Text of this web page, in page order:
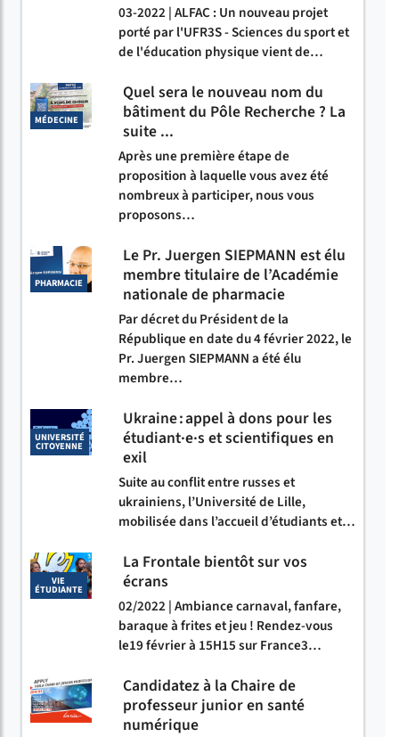
03-2022 | ALFAC : Un nouveau projet
porté par l'UFR3S - Sciences du sport et
de l'éducation physique vient de…
MÉDECINE
Quel sera le nouveau nom du
bâtiment du Pôle Recherche ? La
suite ...
Après une première étape de
proposition à laquelle vous avez été
nombreux à participer, nous vous
proposons…
PHARMACIE
Le Pr. Juergen SIEPMANN est élu
membre titulaire de l’Académie
nationale de pharmacie
Par décret du Président de la
République en date du 4 février 2022, le
Pr. Juergen SIEPMANN a été élu
membre…
UNIVERSITÉ
CITOYENNE
Ukraine : appel à dons pour les
étudiant·e·s et scientifiques en
exil
Suite au conflit entre russes et
ukrainiens, l’Université de Lille,
mobilisée dans l’accueil d’étudiants et…
VIE
ÉTUDIANTE
La Frontale bientôt sur vos
écrans
02/2022 | Ambiance carnaval, fanfare,
baraque à frites et jeu ! Rendez-vous
le19 février à 15H15 sur France3…
Candidatez à la Chaire de
professeur junior en santé
numérique